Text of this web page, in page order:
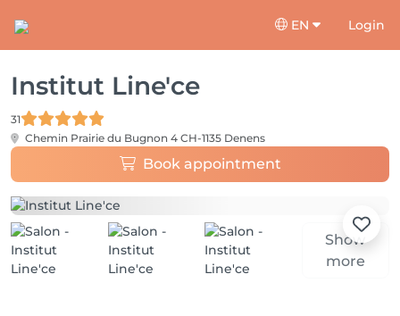
EN Login
Institut Line'ce
31
Chemin Prairie du Bugnon 4 CH-1135 Denens
Book appointment
Show
more